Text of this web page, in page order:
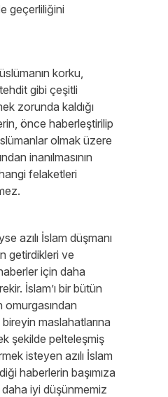
geçerliliğini
korku,
gibi çeşitli
zorunda kaldığı
önce haberleştirilip
olmak üzere
inanılmasının
felaketleri
azılı İslam düşmanı
getirdikleri ve
için daha
İslam’ı bir bütün
bireyin maslahatlarına
şekilde pelteleşmiş
isteyen azılı İslam
haberlerin başımıza
iyi düşünmemiz